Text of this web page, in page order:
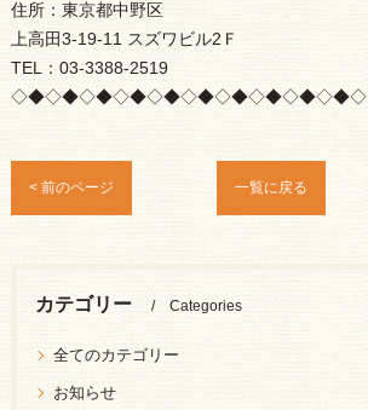
住所：東京都中野区
上高田3-19-11 スズワビル2Ｆ
TEL：03-3388-2519
◇◆◇◆◇◆◇◆◇◆◇◆◇◆◇◆◇◆◇◆◇
< 前のページ 一覧に戻る
カテゴリー Categories
全てのカテゴリー
お知らせ